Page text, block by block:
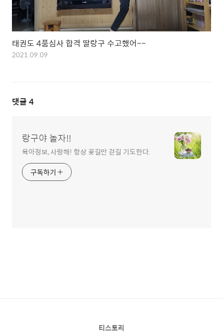
태권도 4품심사 합격 딸랑구 수고했어~~
2021.09.09
댓글 4
랑구야 놀자!!
육아정보, 사랑해! 항상 꽃길만 걷길 기도한다.
구독하기
티스토리